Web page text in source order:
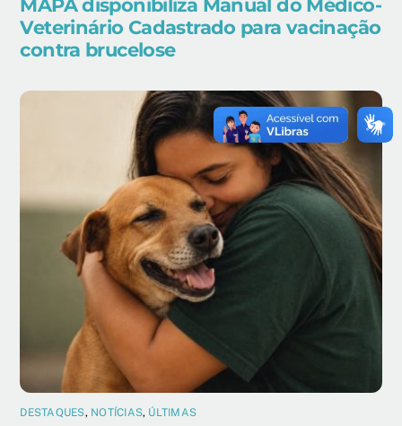
MAPA disponibiliza Manual do Médico-
Veterinário Cadastrado para vacinação
contra brucelose
DESTAQUES, NOTÍCIAS, ÚLTIMAS